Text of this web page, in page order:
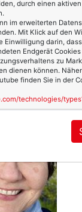
Europa – wir
mehr
durch einen
im erweiterten
Mit Klick auf den
Einwilligung darin,
Endgerät
zu
dienen können.
finden Sie in der
technologies/